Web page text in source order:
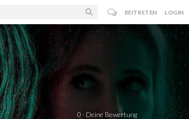
BEITRETEN LOGIN
0 · Deine Bewertung